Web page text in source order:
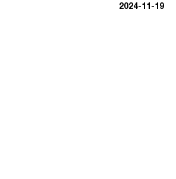
2024-11-19